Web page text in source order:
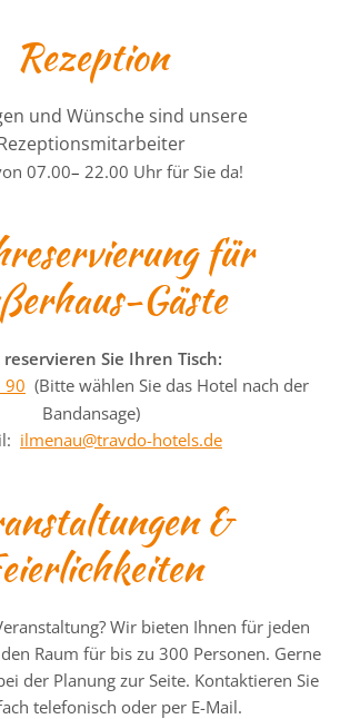
Rezeption
und Wünsche sind unsere
07.00– 22.00 Uhr für Sie da!
für
Gäste
Sie Ihren Tisch:
90 (Bitte wählen Sie das Hotel nach der
Bandansage)
ilmenau @travdo-hotels.de
&
Wir bieten Ihnen für jeden
Raum für bis zu 300 Personen. Gerne
der Planung zur Seite. Kontaktieren Sie
telefonisch oder per E-Mail.